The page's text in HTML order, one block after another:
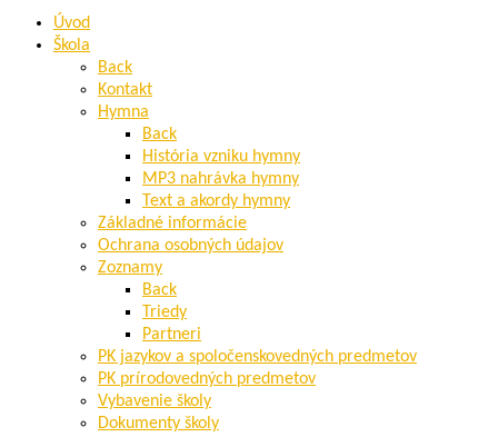
Úvod
Škola
Back
Kontakt
Hymna
Back
História vzniku hymny
MP3 nahrávka hymny
Text a akordy hymny
Základné informácie
Ochrana osobných údajov
Zoznamy
Back
Triedy
Partneri
PK jazykov a spoločenskovedných predmetov
PK prírodovedných predmetov
Vybavenie školy
Dokumenty školy